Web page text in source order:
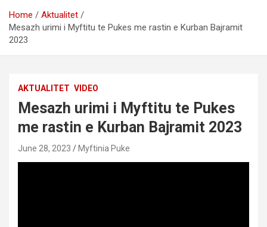
Home
Aktualitet
Mesazh urimi i Myftitu te Pukes me rastin e Kurban Bajramit
2023
AKTUALITET VIDEO
Mesazh urimi i Myftitu te Pukes
me rastin e Kurban Bajramit 2023
June 28, 2023 Myftinia Puke